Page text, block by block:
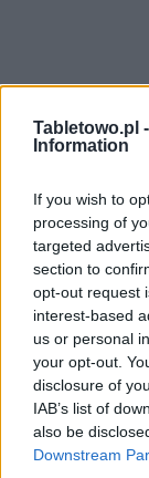
Tabletowo.pl -
Information
If you wish to
processing of
targeted
section to
opt-out request
interest-based
us or personal
your opt-out.
disclosure of
IAB’s list of
also be
Downstream